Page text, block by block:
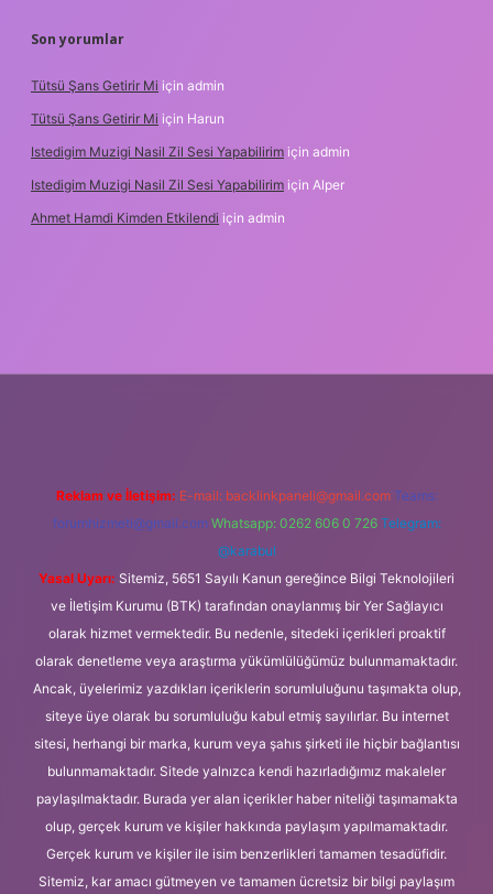
Son yorumlar
Tütsü Şans Getirir Mi için admin
Tütsü Şans Getirir Mi için Harun
Istedigim Muzigi Nasil Zil Sesi Yapabilirim için admin
Istedigim Muzigi Nasil Zil Sesi Yapabilirim için Alper
Ahmet Hamdi Kimden Etkilendi için admin
Reklam ve İletişim: E-mail: backlinkpaneli@gmail.com Teams:
forumhizmeti@gmail.com Whatsapp: 0262 606 0 726 Telegram:
@karabul
Yasal Uyarı: Sitemiz, 5651 Sayılı Kanun gereğince Bilgi Teknolojileri
ve İletişim Kurumu (BTK) tarafından onaylanmış bir Yer Sağlayıcı
olarak hizmet vermektedir. Bu nedenle, sitedeki içerikleri proaktif
olarak denetleme veya araştırma yükümlülüğümüz bulunmamaktadır.
Ancak, üyelerimiz yazdıkları içeriklerin sorumluluğunu taşımakta olup,
siteye üye olarak bu sorumluluğu kabul etmiş sayılırlar. Bu internet
sitesi, herhangi bir marka, kurum veya şahıs şirketi ile hiçbir bağlantısı
bulunmamaktadır. Sitede yalnızca kendi hazırladığımız makaleler
paylaşılmaktadır. Burada yer alan içerikler haber niteliği taşımamakta
olup, gerçek kurum ve kişiler hakkında paylaşım yapılmamaktadır.
Gerçek kurum ve kişiler ile isim benzerlikleri tamamen tesadüfidir.
Sitemiz, kar amacı gütmeyen ve tamamen ücretsiz bir bilgi paylaşım